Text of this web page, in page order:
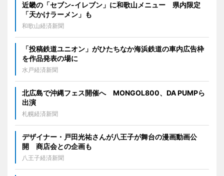
近畿の「セブン-イレブン」に和歌山メニュー 県内限定
「天かけラーメン」も
和歌山経済新聞
「投稿鉄道ユニオン」がひたちなか海浜鉄道の車内広告枠
を作品発表の場に
水戸経済新聞
北広島で沖縄フェス開催へ MONGOL800、DA PUMPら
出演
札幌経済新聞
デザイナー・戸田光祐さんが八王子が舞台の漫画動画公
開 商店会との企画も
八王子経済新聞